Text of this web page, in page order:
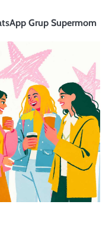
Grup Supermom